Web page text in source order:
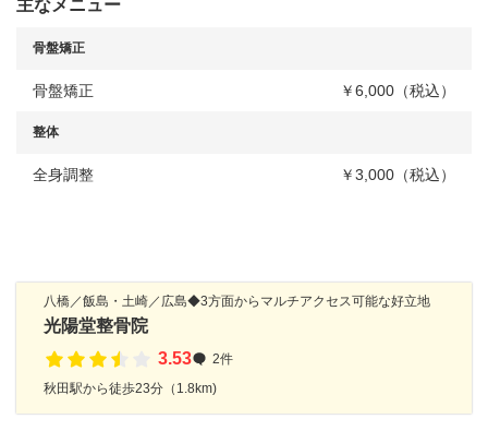
主なメニュー
骨盤矯正
骨盤矯正 ￥6,000（税込）
整体
全身調整 ￥3,000（税込）
八橋／飯島・土崎／広島◆3方面からマルチアクセス可能な好立地
光陽堂整骨院
3.53
2件
秋田駅から徒歩23分（1.8km)